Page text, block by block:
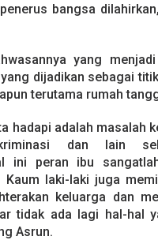
bangsa
yang
dijadikan sebagai
terutama rumah
hadapi adalah masalah
dan lain
ini peran ibu
Kaum laki-laki juga
keluarga dan
tidak ada lagi hal-hal
Asrun.